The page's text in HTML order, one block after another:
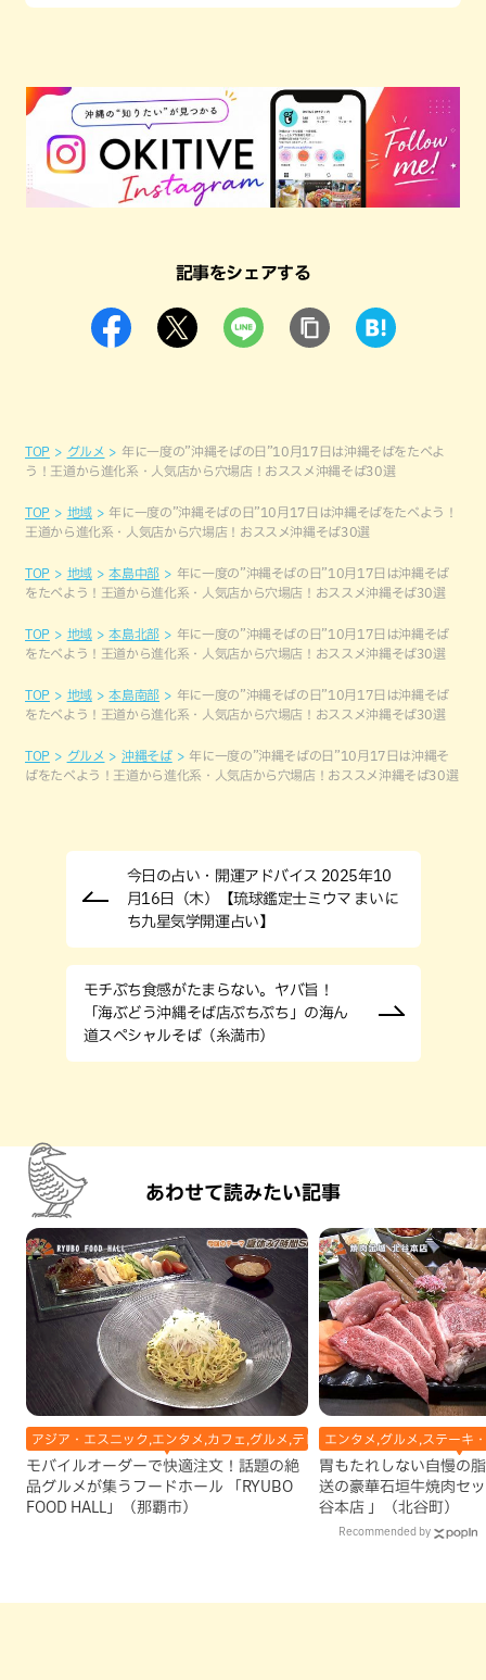
記事をシェアする
TOP グルメ
年に一度の”沖縄そばの日”10月17日は沖縄そばをたべよ
う！王道から進化系・人気店から穴場店！おススメ沖縄そば30選
TOP 地域
年に一度の”沖縄そばの日”10月17日は沖縄そばをたべよう！
王道から進化系・人気店から穴場店！おススメ沖縄そば30選
TOP 地域 本島中部
年に一度の”沖縄そばの日”10月17日は沖縄そば
をたべよう！王道から進化系・人気店から穴場店！おススメ沖縄そば30選
TOP 地域 本島北部
年に一度の”沖縄そばの日”10月17日は沖縄そば
をたべよう！王道から進化系・人気店から穴場店！おススメ沖縄そば30選
TOP 地域 本島南部
年に一度の”沖縄そばの日”10月17日は沖縄そば
をたべよう！王道から進化系・人気店から穴場店！おススメ沖縄そば30選
TOP グルメ 沖縄そば
年に一度の”沖縄そばの日”10月17日は沖縄そ
ばをたべよう！王道から進化系・人気店から穴場店！おススメ沖縄そば30選
今日の占い・開運アドバイス 2025年10
月16日（木）【琉球鑑定士ミウマ まいに
ち九星気学開運占い】
モチぷち食感がたまらない。ヤバ旨！
「海ぶどう沖縄そば店ぷちぷち」の海ん
道スペシャルそば（糸満市）
あわせて読みたい記事
アジア・エスニック,エンタメ,カフェ,グルメ,テレビ,中華,地域,本島南部,洋食
モバイルオーダーで快適注文！話題の絶
品グルメが集うフードホール 「RYUBO
FOOD HALL」（那覇市）
エンタメ,グルメ,ステーキ
胃もたれしない自慢の
送の豪華石垣牛焼肉セ
谷本店 」（北谷町）
Recommended by